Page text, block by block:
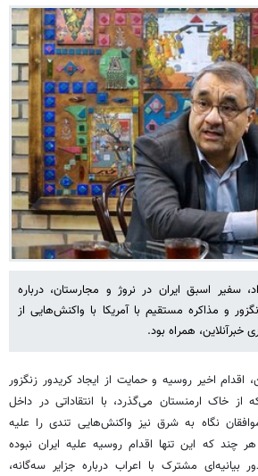
سفیر اسبق ایران در نروژ و مجارستان، درباره
و مذاکره مستقیم با آمریکا با واکنش‌هایی از
خبرآنلاین، همراه بود.
اقدام اخیر روسیه و حمایت از ایجاد کریدور زنگزور
از خاک ارمنستان می‌گذرد، با انتقاداتی در داخل
نگاه به شرق نیز واکنش‌هایی تندی را علیه
چند که این تنها اقدام روسیه علیه ایران نبوده
مشترک با اعراب درباره جزایر سه‌گانه،